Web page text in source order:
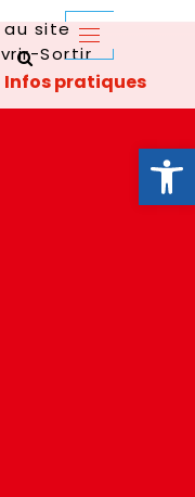
Ouvrir
au site
Sortir